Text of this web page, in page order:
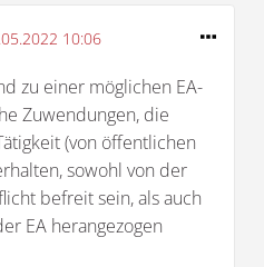
10:06
zu einer möglichen EA-
Zuwendungen, die
(von öffentlichen
sowohl von der
befreit sein, als auch
EA herangezogen